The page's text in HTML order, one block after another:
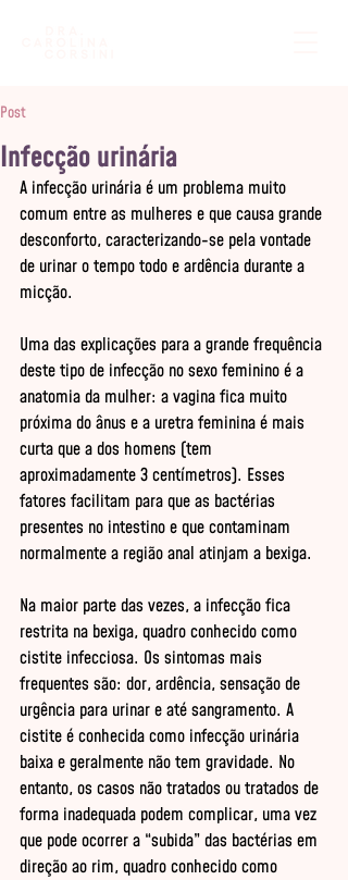
Post
Infecção urinária
A infecção urinária é um problema muito
comum entre as mulheres e que causa grande
desconforto, caracterizando-se pela vontade
de urinar o tempo todo e ardência durante a
micção.
Uma das explicações para a grande frequência
deste tipo de infecção no sexo feminino é a
anatomia da mulher: a vagina fica muito
próxima do ânus e a uretra feminina é mais
curta que a dos homens (tem
aproximadamente 3 centímetros). Esses
fatores facilitam para que as bactérias
presentes no intestino e que contaminam
normalmente a região anal atinjam a bexiga.
Na maior parte das vezes, a infecção fica
restrita na bexiga, quadro conhecido como
cistite infecciosa. Os sintomas mais
frequentes são: dor, ardência, sensação de
urgência para urinar e até sangramento. A
cistite é conhecida como infecção urinária
baixa e geralmente não tem gravidade. No
entanto, os casos não tratados ou tratados de
forma inadequada podem complicar, uma vez
que pode ocorrer a “subida” das bactérias em
direção ao rim, quadro conhecido como